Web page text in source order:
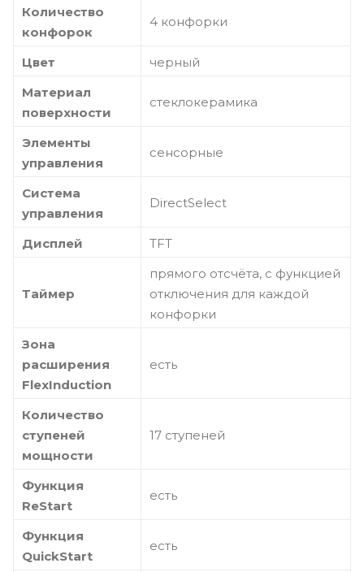
Количество
конфорок
4 конфорки
Цвет
черный
Материал
поверхности
стеклокерамика
Элементы
управления
сенсорные
Система
управления
DirectSelect
Дисплей TFT
Таймер
прямого отсчёта, с функцией
отключения для каждой
конфорки
Зона
расширения
FlexInduction
есть
Количество
ступеней
мощности
17 ступеней
Функция
ReStart
есть
Функция
QuickStart
есть